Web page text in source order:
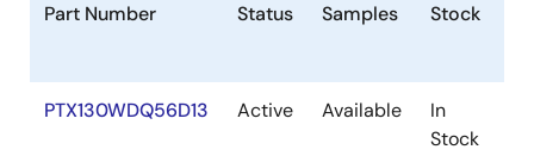
Part Number Status Samples Stock
PTX130WDQ56D13 Active Available
In
Stock